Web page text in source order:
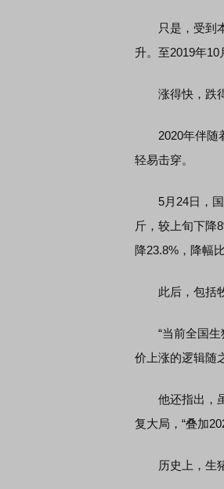
只是，受到本
升。至2019年10
涨得快，跌得
2020年伴随着
轻易击穿。
5月24日，国
斤，较上旬下降
降23.8%，降幅
此后，包括牧
“当前全国生
价上涨的逻辑随
他还指出，虽
复大局，“叠加
历史上，生猪